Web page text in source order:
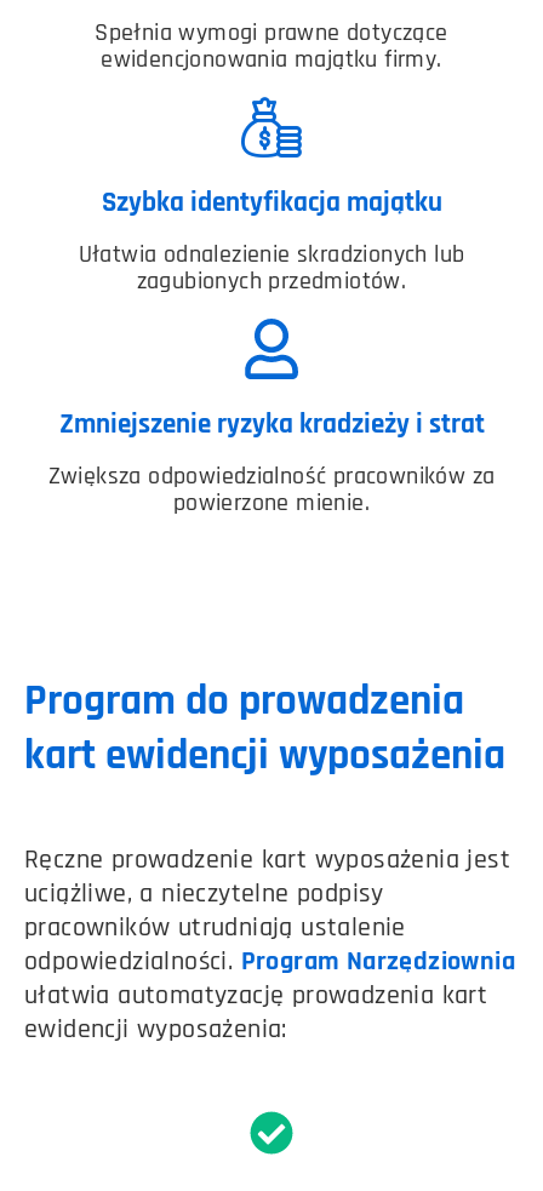
Spełnia wymogi prawne dotyczące
ewidencjonowania majątku firmy.
Szybka identyfikacja majątku
Ułatwia odnalezienie skradzionych lub
zagubionych przedmiotów.
Zmniejszenie ryzyka kradzieży i strat
Zwiększa odpowiedzialność pracowników za
powierzone mienie.
Program do prowadzenia
kart ewidencji wyposażenia
Ręczne prowadzenie kart wyposażenia jest
uciążliwe, a nieczytelne podpisy
pracowników utrudniają ustalenie
odpowiedzialności. Program Narzędziownia
ułatwia automatyzację prowadzenia kart
ewidencji wyposażenia: